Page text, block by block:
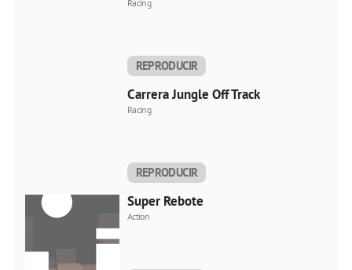
Racing
REPRODUCIR
Carrera Jungle Off Track
Racing
REPRODUCIR
Super Rebote
Action